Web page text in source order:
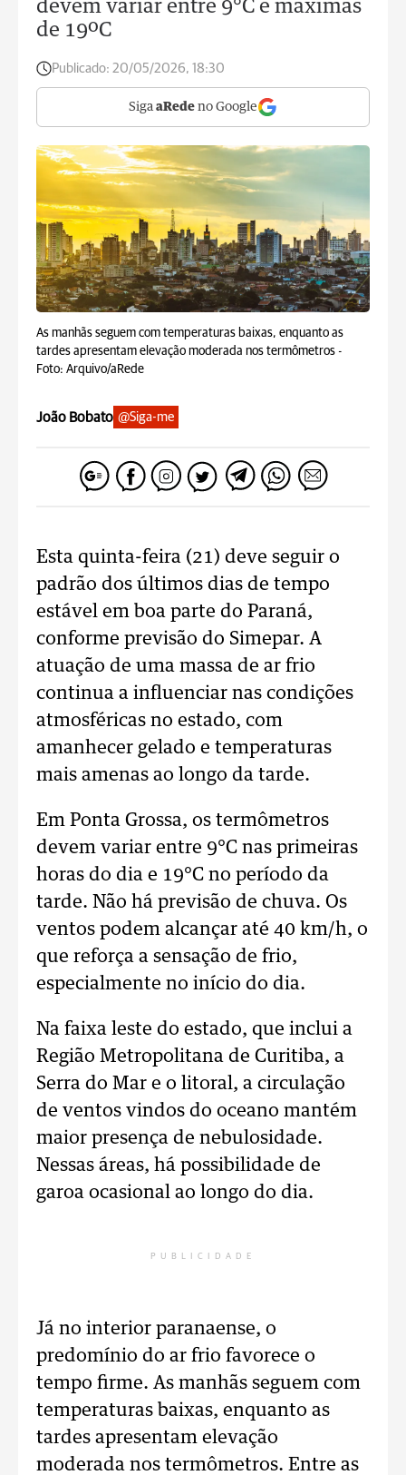
devem variar entre 9°C e máximas
de 19ºC
Publicado: 20/05/2026, 18:30
Siga aRede no Google
As manhãs seguem com temperaturas baixas, enquanto as
tardes apresentam elevação moderada nos termômetros -
Foto: Arquivo/aRede
João Bobato @Siga-me
Esta quinta-feira (21) deve seguir o
padrão dos últimos dias de tempo
estável em boa parte do Paraná,
conforme previsão do Simepar. A
atuação de uma massa de ar frio
continua a influenciar nas condições
atmosféricas no estado, com
amanhecer gelado e temperaturas
mais amenas ao longo da tarde.
Em Ponta Grossa, os termômetros
devem variar entre 9°C nas primeiras
horas do dia e 19°C no período da
tarde. Não há previsão de chuva. Os
ventos podem alcançar até 40 km/h, o
que reforça a sensação de frio,
especialmente no início do dia.
Na faixa leste do estado, que inclui a
Região Metropolitana de Curitiba, a
Serra do Mar e o litoral, a circulação
de ventos vindos do oceano mantém
maior presença de nebulosidade.
Nessas áreas, há possibilidade de
garoa ocasional ao longo do dia.
PUBLICIDADE
Já no interior paranaense, o
predomínio do ar frio favorece o
tempo firme. As manhãs seguem com
temperaturas baixas, enquanto as
tardes apresentam elevação
moderada nos termômetros. Entre as